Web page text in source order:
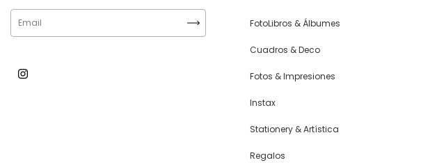
FotoLibros & Álbumes
Cuadros & Deco
Fotos & Impresiones
Instax
Stationery & Artística
Regalos